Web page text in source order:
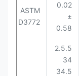
0.02
±
0.58
ASTM
D3772
2.5.5
34
34.5